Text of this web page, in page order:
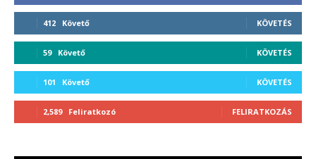
412 Követő KÖVETÉS
59 Követő KÖVETÉS
101 Követő KÖVETÉS
2,589 Feliratkozó FELIRATKOZÁS